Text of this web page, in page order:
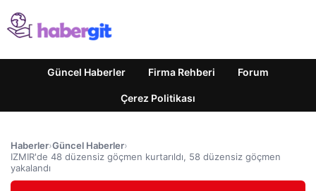
Güncel Haberler Firma Rehberi Forum
Çerez Politikası
Haberler›Güncel Haberler›
IZMIR'de 48 düzensiz göçmen kurtarıldı, 58 düzensiz göçmen
yakalandı